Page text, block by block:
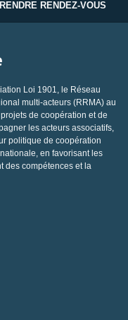
RENDEZ-VOUS
Loi 1901, le Réseau
multi-acteurs (RRMA) au
de coopération et de
les acteurs associatifs,
politique de coopération
en favorisant les
des compétences et la